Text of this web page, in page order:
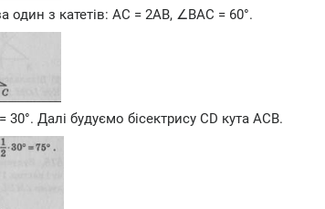
один з катетів: АС = 2АВ, ∠ВАС = 60°.
Далі будуємо бісектрису CD кута АСВ.